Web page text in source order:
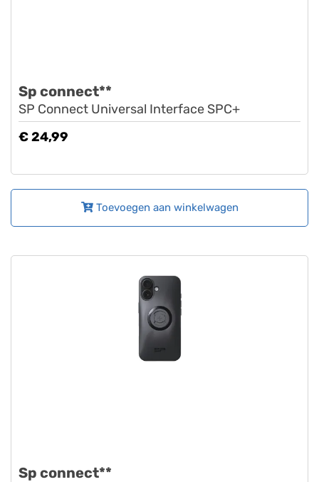
Sp connect**
SP Connect Universal Interface SPC+
€ 24,99
Toevoegen aan winkelwagen
Sp connect**